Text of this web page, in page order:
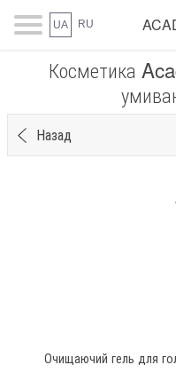
UA RU
Косметика
Назад
Очищаючий гель для